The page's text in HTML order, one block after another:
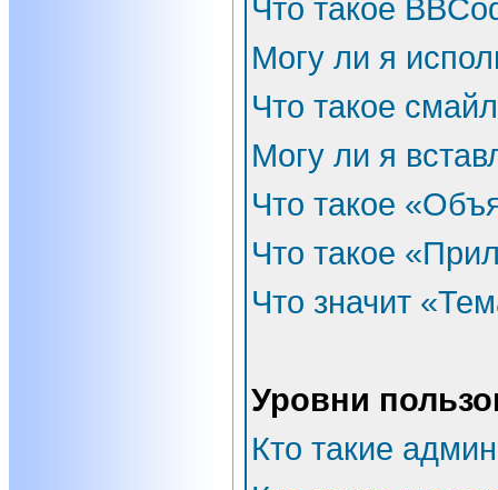
Что такое
Могу ли я
Что такое
Могу ли я
Что такое
Что такое
Что значит
Уровни
Кто такие